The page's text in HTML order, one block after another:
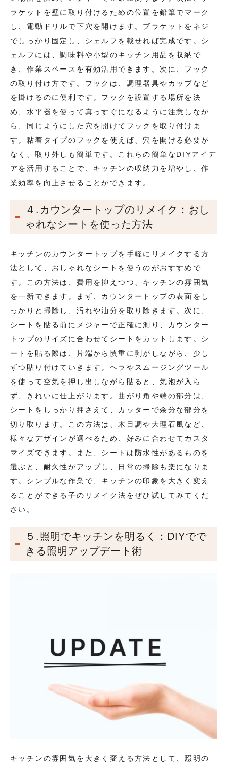
ラケットを壁に取り付けるための位置を鉛筆でマーク
し、電動ドリルで下穴を開けます。ブラケットをネジ
でしっかり固定し、シェルフを載せれば完成です。シ
ェルフには、調味料や小型のキッチン用品を収納で
き、作業スペースを有効活用できます。次に、フック
の取り付け方です。フックは、調理器具やカップなど
を掛けるのに便利です。フックを設置する場所を決
め、水平器を使って真っすぐになるように注意しなが
ら、同じようにした穴を開けてフックを取り付けま
す。粘着タイプのフックを使えば、穴を開ける必要が
なく、取り外しも簡単です。これらの簡単なDIYアイデ
アを活用することで、キッチンの収納力を増やし、作
業効率を向上させることができます。
４.カウンタートップのリメイク：おし
ゃれなシートを使った方法
キッチンのカウンタートップを手軽にリメイクする方
法として、おしゃれなシートを使うのがおすすめで
す。この方法は、費用を抑えつつ、キッチンの雰囲気
を一新できます。まず、カウンタートップの表面をし
っかりと掃除し、汚れや油分を取り除きます。次に、
シートを貼る前にメジャーで正確に測り、カウンター
トップのサイズに合わせてシートをカットします。シ
ートを貼る際は、片端から慎重に剥がしながら、少し
ずつ貼り付けていきます。ヘラやスムージングツール
を使って空気を押し出しながら貼ると、気泡が入ら
ず、きれいに仕上がります。曲がり角や端の部分は、
シートをしっかり押さえて、カッターで余分な部分を
切り取ります。この方法は、木目調や大理石風など、
様々なデザインが選べるため、好みに合わせてカスタ
マイズできます。また、シートは防水性があるものを
選ぶと、耐久性がアップし、日常の掃除も楽になりま
す。シンプルな作業で、キッチンの印象を大きく変え
ることができる子のリメイク法をぜひ試してみてくだ
さい。
５.照明でキッチンを明るく：DIYでで
きる照明アップデート術
キッチンの雰囲気を大きく変える方法として、照明の